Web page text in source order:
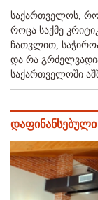
საქართველოს,
როცა საქმე
ჩათვლით,
და რა
საქართველოში
დაფინანსებული